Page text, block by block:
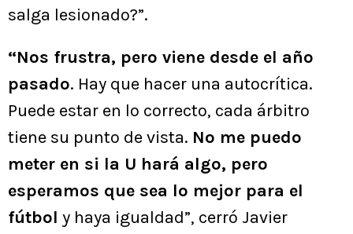
salga lesionado?”.
“Nos frustra, pero viene desde el año
pasado. Hay que hacer una autocrítica.
Puede estar en lo correcto, cada árbitro
tiene su punto de vista. No me puedo
meter en si la U hará algo, pero
esperamos que sea lo mejor para el
fútbol y haya igualdad”, cerró Javier